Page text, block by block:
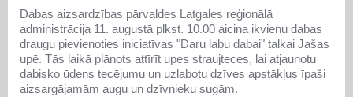
Dabas aizsardzības pārvaldes Latgales reģionālā
administrācija 11. augustā plkst. 10.00 aicina ikvienu dabas
draugu pievienoties iniciatīvas "Daru labu dabai" talkai Jašas
upē. Tās laikā plānots attīrīt upes straujteces, lai atjaunotu
dabisko ūdens tecējumu un uzlabotu dzīves apstākļus īpaši
aizsargājamām augu un dzīvnieku sugām.